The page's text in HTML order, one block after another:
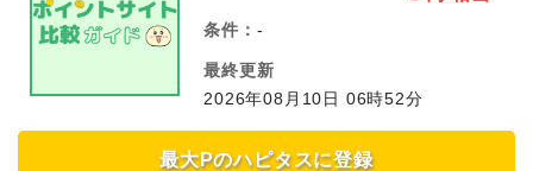
条件： -
最終更新
2026年08月10日 06時52分
最大Pのハピタスに登録